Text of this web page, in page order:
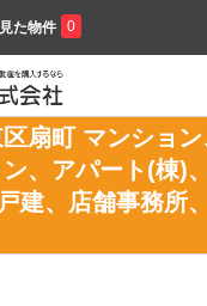
た物件 0
扇町 マンション
、アパート(棟)
建、店舗事務所